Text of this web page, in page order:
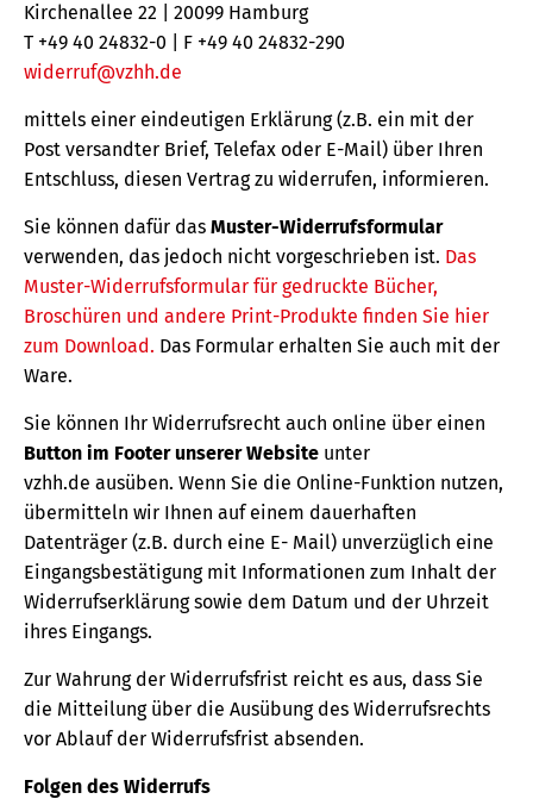
Kirchenallee 22 | 20099 Hamburg
T +49 40 24832-0 | F +49 40 24832-290
widerruf@vzhh.de
mittels einer eindeutigen Erklärung (z.B. ein mit der
Post versandter Brief, Telefax oder E-Mail) über Ihren
Entschluss, diesen Vertrag zu widerrufen, informieren.
Sie können dafür das Muster-Widerrufsformular
verwenden, das jedoch nicht vorgeschrieben ist. Das
Muster-Widerrufsformular für gedruckte Bücher,
Broschüren und andere Print-Produkte finden Sie hier
zum Download. Das Formular erhalten Sie auch mit der
Ware.
Sie können Ihr Widerrufsrecht auch online über einen
Button im Footer unserer Website unter
vzhh.de ausüben. Wenn Sie die Online-Funktion nutzen,
übermitteln wir Ihnen auf einem dauerhaften
Datenträger (z.B. durch eine E- Mail) unverzüglich eine
Eingangsbestätigung mit Informationen zum Inhalt der
Widerrufserklärung sowie dem Datum und der Uhrzeit
ihres Eingangs.
Zur Wahrung der Widerrufsfrist reicht es aus, dass Sie
die Mitteilung über die Ausübung des Widerrufsrechts
vor Ablauf der Widerrufsfrist absenden.
Folgen des Widerrufs